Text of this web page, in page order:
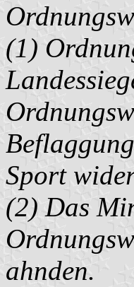
(1)
Sport
(2) Das
ahnden.